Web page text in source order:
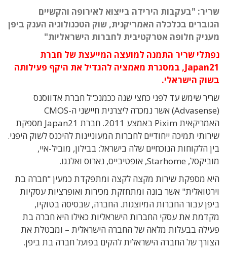
שריר: "בעקבות הירידה בייצוא לאירופה והקשיים
הגוברים בכלכלה האמריקנית, שוק הטכנולוגיה הענק ביפן
מעניק חלופה אטרקטיבית לחברות הישראליות"
נפתלי שריר התמנה למועצה המייעצת של חברת
Japan21, במסגרת מאמציה להגדיל את היקף פעילותה
בשוק הישראלי.
שריר שימש עד לפני כחצי שנה ככמנכ"ל חברת אדווסנס
(Advasense) אשר נמכרה ליצרנית חיישני ה-CMOS
האמריקאית Pixim באמצע 2011. חברת Japan21 מספקת
שירותי תמיכה ייחודיים לחברות המעוניינות להיכנס לשוק היפני.
בין הלקוחות הנוכחיים שלה בישראל: בבילון, מוביל-איי,
מוביקסל, Starhome, אופטיבייס, נארוס ואלנגו.
היא מספקת שירות מקצה לקצה ומתפקדת כמעין "חברה בת
וירטואלית" אשר בונה ומתחזקת מכירות ואופרציות עסקיות
ביפן עבור החברות המיוצגות. החברה, שבסיסה בטוקיו,
מקדמת את עסקי החברות הישראליות כאילו היא חברה בת
פעילה בבעלות מלאה של החברה הישראלית – ומבטלת את
הצורך של החברה הישראלית להקים בפועל חברה בת ביפן.